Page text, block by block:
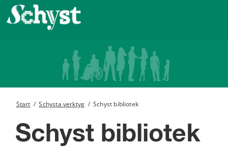
Start / Schysta verktyg / Schyst bibliotek
Schyst bibliotek